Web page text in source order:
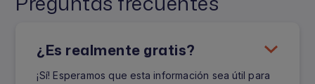
¿Es realmente gratis?
¡Sí! Esperamos que esta información sea útil para